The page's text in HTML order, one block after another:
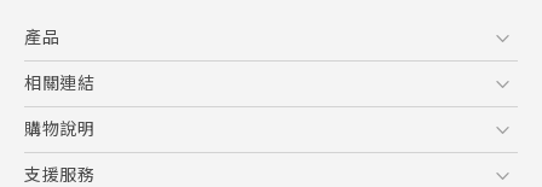
產品
5G
智慧型手機
配件
相關連結
HTC Research
購物說明
購物須知
支援服務